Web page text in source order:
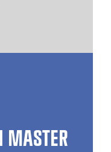
MASTER